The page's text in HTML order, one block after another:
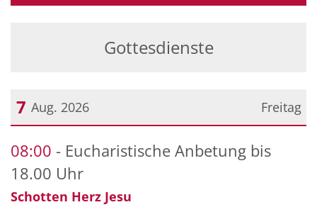
Gottesdienste
Freitag
7 Aug. 2026
08:00
Eucharistische Anbetung bis
18.00 Uhr
Schotten Herz Jesu